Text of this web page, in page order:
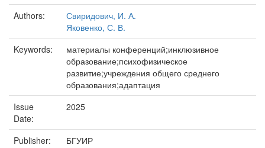
Authors:
Свиридович, И. А.
Яковенко, С. В.
Keywords:
материалы конференций;инклюзивное
образование;психофизическое
развитие;учреждения общего среднего
образования;адаптация
Issue
Date:
2025
Publisher:
БГУИР